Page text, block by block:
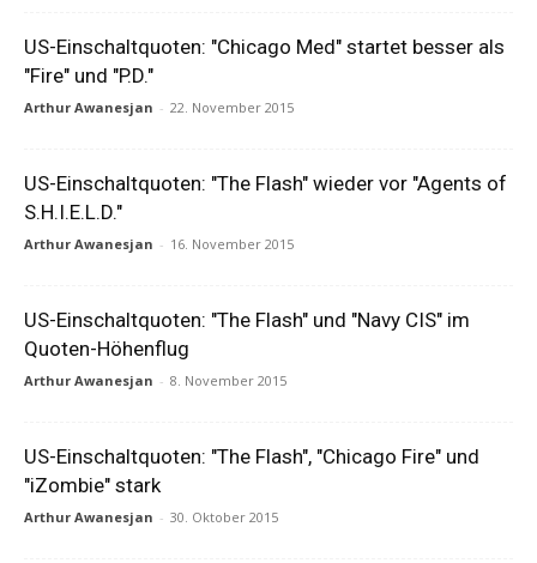
US-Einschaltquoten: "Chicago Med" startet besser als
"Fire" und "P.D."
Arthur Awanesjan - 22. November 2015
US-Einschaltquoten: "The Flash" wieder vor "Agents of
S.H.I.E.L.D."
Arthur Awanesjan - 16. November 2015
US-Einschaltquoten: "The Flash" und "Navy CIS" im
Quoten-Höhenflug
Arthur Awanesjan - 8. November 2015
US-Einschaltquoten: "The Flash", "Chicago Fire" und
"iZombie" stark
Arthur Awanesjan - 30. Oktober 2015